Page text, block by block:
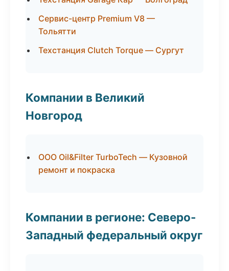
Сервис-центр Premium V8 —
Тольятти
Техстанция Clutch Torque — Сургут
Компании в Великий
Новгород
ООО Oil&Filter TurboTech — Кузовной
ремонт и покраска
Компании в регионе: Северо-
Западный федеральный округ